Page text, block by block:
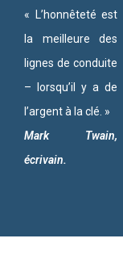
« L’honnêteté est
la meilleure des
lignes de conduite
– lorsqu’il y a de
l’argent à la clé. »
Mark Twain,
écrivain.